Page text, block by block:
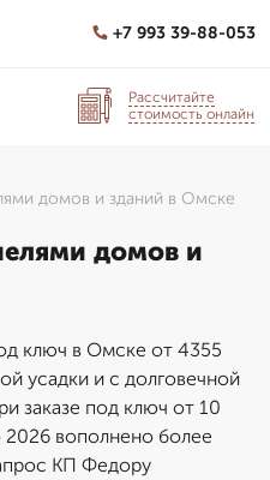
+7 993 39-88-053
Рассчитайте
стоимость онлайн
домов и зданий в Омске
домов и
ключ в Омске от 4355
усадки и с долговечной
заказе под ключ от 10
вополнено более
КП Федору